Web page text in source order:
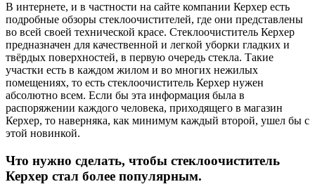
В интернете, и в частности на сайте компании Керхер есть
подробные обзоры стеклоочистителей, где они представлены
во всей своей технической красе. Стеклоочиститель Керхер
предназначен для качественной и легкой уборки гладких и
твёрдых поверхностей, в первую очередь стекла. Такие
участки есть в каждом жилом и во многих нежилых
помещениях, то есть стеклоочиститель Керхер нужен
абсолютно всем. Если бы эта информация была в
распоряжении каждого человека, приходящего в магазин
Керхер, то наверняка, как минимум каждый второй, ушел бы с
этой новинкой.
Что нужно сделать, чтобы стеклоочиститель
Керхер стал более популярным.